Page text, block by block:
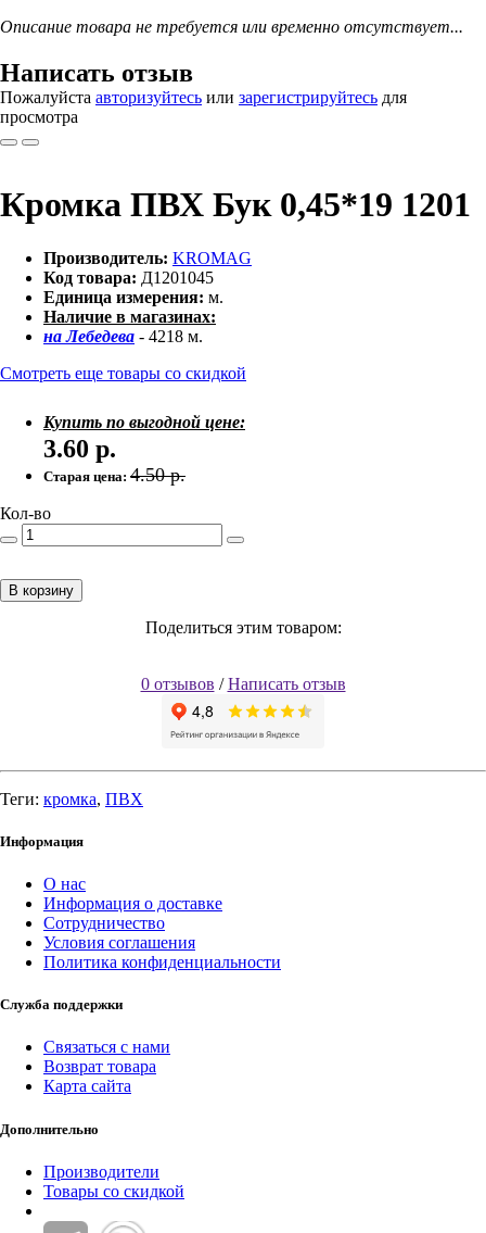
Описание товара не требуется или временно отсутствует...
Написать отзыв
Пожалуйста авторизуйтесь или зарегистрируйтесь для
просмотра
Кромка ПВХ Бук 0,45*19 1201
Производитель: KROMAG
Код товара: Д1201045
Единица измерения: м.
Наличие в магазинах:
на Лебедева - 4218 м.
Смотреть еще товары со скидкой
Купить по выгодной цене:
3.60 р.
Старая цена: 4.50р.
Кол-во
В корзину
Поделиться этим товаром:
0 отзывов /Написать отзыв
Теги: кромка, ПВХ
Информация
О нас
Информация о доставке
Сотрудничество
Условия соглашения
Политика конфиденциальности
Служба поддержки
Связаться с нами
Возврат товара
Карта сайта
Дополнительно
Производители
Товары со скидкой